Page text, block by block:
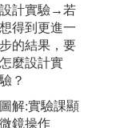
設計實驗→若
想得到更進一
步的結果，要
怎麼設計實
驗？
圖解:實驗課顯
微鏡操作